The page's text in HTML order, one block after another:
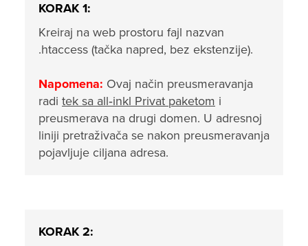
KORAK 1:
Kreiraj na web prostoru fajl nazvan
.htaccess (tačka napred, bez ekstenzije).
Napomena: Ovaj način preusmeravanja
radi tek sa all‑inkl Privat paketom i
preusmerava na drugi domen. U adresnoj
liniji pretraživača se nakon preusmeravanja
pojavljuje ciljana adresa.
KORAK 2: